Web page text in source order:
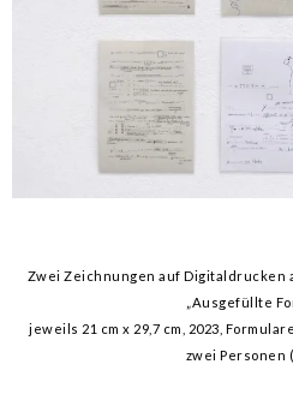
Zwei Zeichnungen auf Digitaldrucken
„Ausgefüllte
jeweils 21 cm x 29,7 cm, 2023,
zwei Personen